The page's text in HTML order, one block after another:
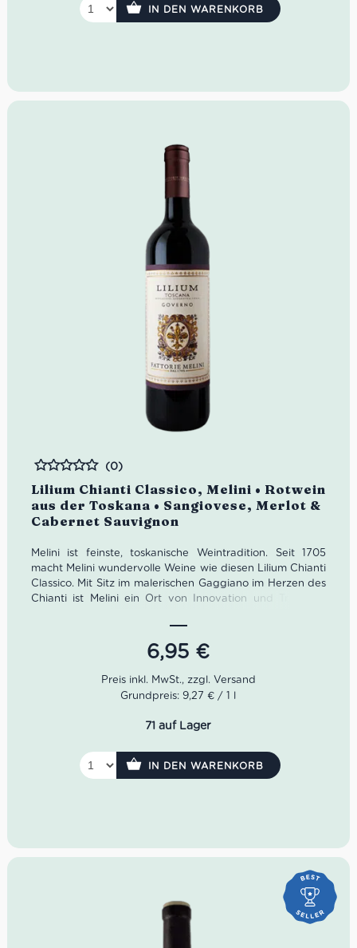
Tanninen begleitet.
IN DEN WARENKORB
Lilium Chianti Classico, Melini • Rotwein
aus der Toskana • Sangiovese, Merlot &
Cabernet Sauvignon
Bewertet
(0)
Melini ist feinste, toskanische Weintradition. Seit 1705
macht Melini wundervolle Weine wie diesen Lilium Chianti
Classico. Mit Sitz im malerischen Gaggiano im Herzen des
Chianti ist Melini ein Ort von Innovation und Tradition.
Melini ist heute mit 554 Hektar Rebfläche eines der
größten Weingüter der Toskana. Neben 80% Sangiovese
sind auch französische Sorten wie Cabernet Sauvignon
und Merlot in den Weingärten zu finden.
Geruch: Balsamico, Salbei, Schokolade,
Schwarzkirsche
Geschmack: samtig, weich, perfekt ausgewogen
6,95 €
Grundpreis: 9,27 € / 1 l
71 auf Lager
IN DEN WARENKORB